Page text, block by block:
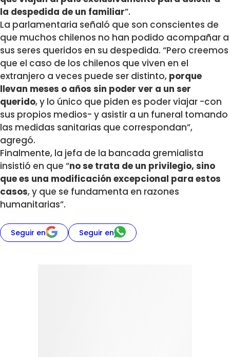
la despedida de un familiar”.
La parlamentaria señaló que son conscientes de
que muchos chilenos no han podido acompañar a
sus seres queridos en su despedida. “Pero creemos
que el caso de los chilenos que viven en el
extranjero a veces puede ser distinto, porque
llevan meses o años sin poder ver a un ser
querido, y lo único que piden es poder viajar -con
sus propios medios- y asistir a un funeral tomando
las medidas sanitarias que correspondan”,
agregó.
Finalmente, la jefa de la bancada gremialista
insistió en que “no se trata de un privilegio, sino
que es una modificación excepcional para estos
casos, y que se fundamenta en razones
humanitarias”.
Seguir en Seguir en